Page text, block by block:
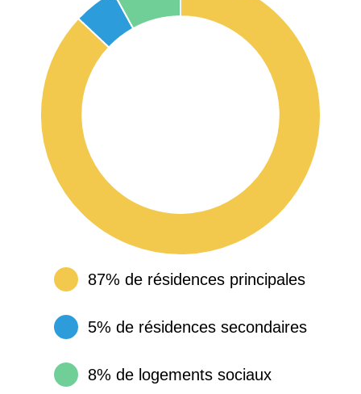
87% de résidences principales
5% de résidences secondaires
8% de logements sociaux